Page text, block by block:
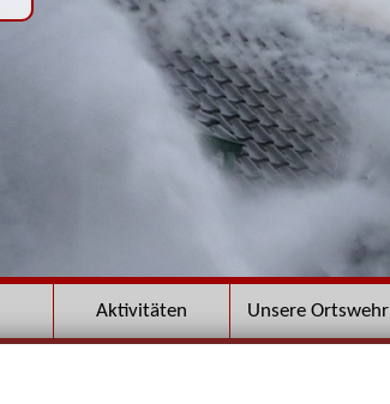
Aktivitäten Unsere Ortswehr